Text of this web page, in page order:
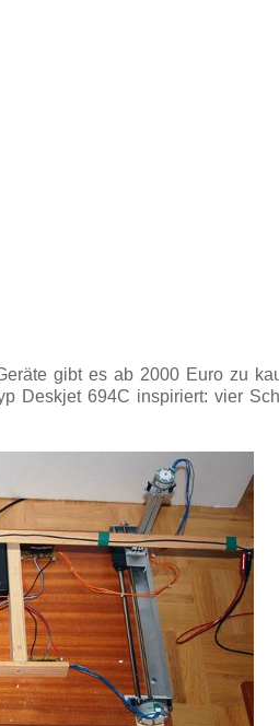
gibt es ab 2000 Euro zu
Deskjet 694C inspiriert: vier